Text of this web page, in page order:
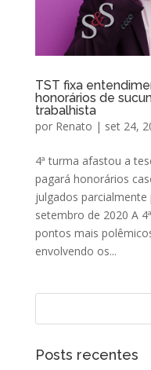
TST fixa
honorários de
trabalhista
por Renato | set 24,
4ª turma afastou a
pagará honorários
julgados
setembro de 2020 A
pontos mais
envolvendo os...
Posts recentes